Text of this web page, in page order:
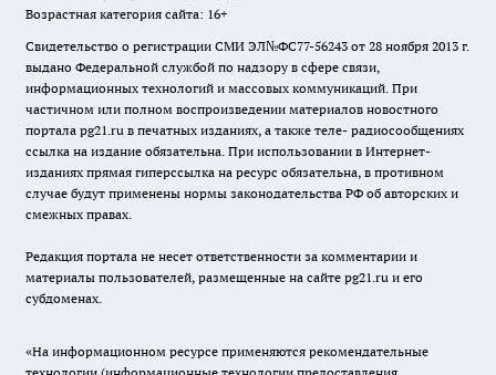
Возрастная категория сайта: 16+
Свидетельство о регистрации СМИ ЭЛ№ФС77-56243 от 28 ноября 2013 г.
выдано Федеральной службой по надзору в сфере связи,
информационных технологий и массовых коммуникаций. При
частичном или полном воспроизведении материалов новостного
портала pg21.ru в печатных изданиях, а также теле- радиосообщениях
ссылка на издание обязательна. При использовании в Интернет-
изданиях прямая гиперссылка на ресурс обязательна, в противном
случае будут применены нормы законодательства РФ об авторских и
смежных правах.
Редакция портала не несет ответственности за комментарии и
материалы пользователей, размещенные на сайте pg21.ru и его
субдоменах.
«На информационном ресурсе применяются рекомендательные